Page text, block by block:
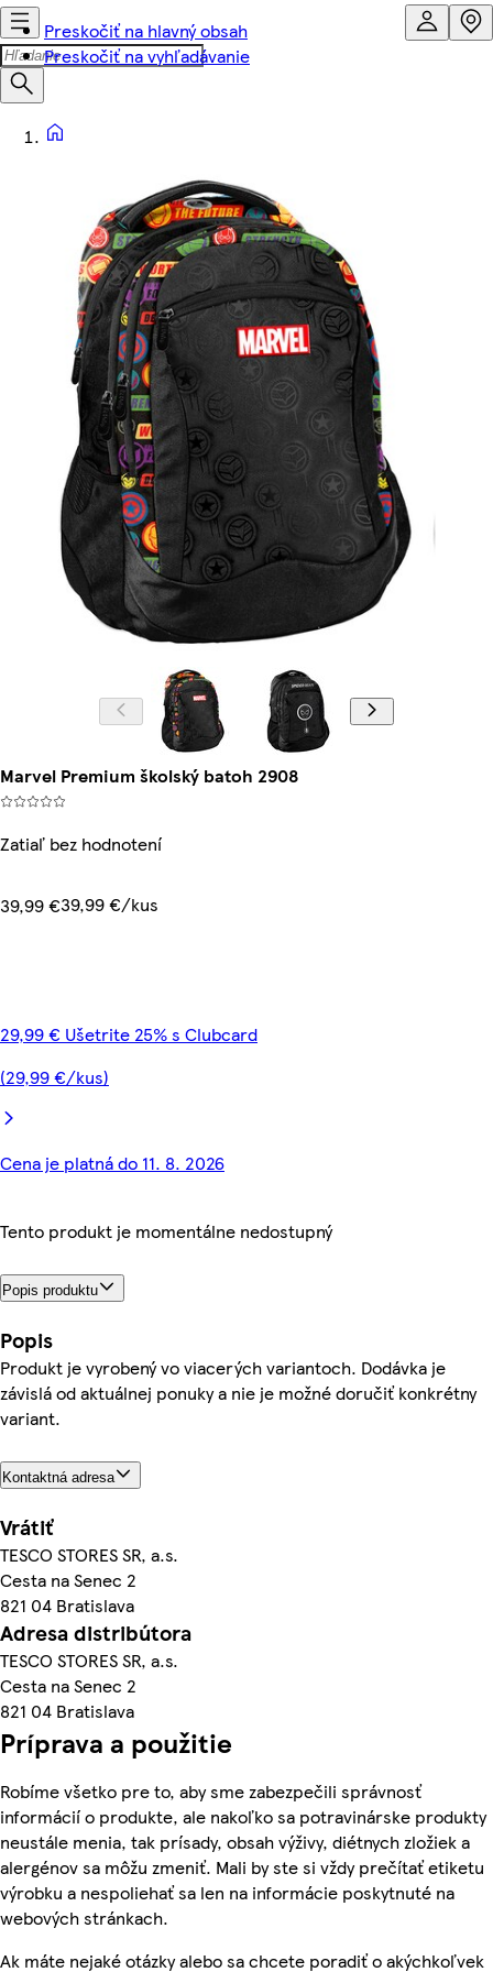
Preskočiť na hlavný obsah
Preskočiť na vyhľadávanie
Marvel Premium školský batoh 2908
Zatiaľ bez hodnotení
39,99 €39,99 €/kus
29,99 € Ušetrite 25% s Clubcard
(29,99 €/kus)
Cena je platná do 11. 8. 2026
Tento produkt je momentálne nedostupný
Popis produktu
Popis
Produkt je vyrobený vo viacerých variantoch. Dodávka je
závislá od aktuálnej ponuky a nie je možné doručiť konkrétny
variant.
Kontaktná adresa
Vrátiť
TESCO STORES SR, a.s.
Cesta na Senec 2
821 04 Bratislava
Adresa distribútora
TESCO STORES SR, a.s.
Cesta na Senec 2
821 04 Bratislava
Príprava a použitie
Robíme všetko pre to, aby sme zabezpečili správnosť
informácií o produkte, ale nakoľko sa potravinárske produkty
neustále menia, tak prísady, obsah výživy, diétnych zložiek a
alergénov sa môžu zmeniť. Mali by ste si vždy prečítať etiketu
výrobku a nespoliehať sa len na informácie poskytnuté na
webových stránkach.
Ak máte nejaké otázky alebo sa chcete poradiť o akýchkoľvek